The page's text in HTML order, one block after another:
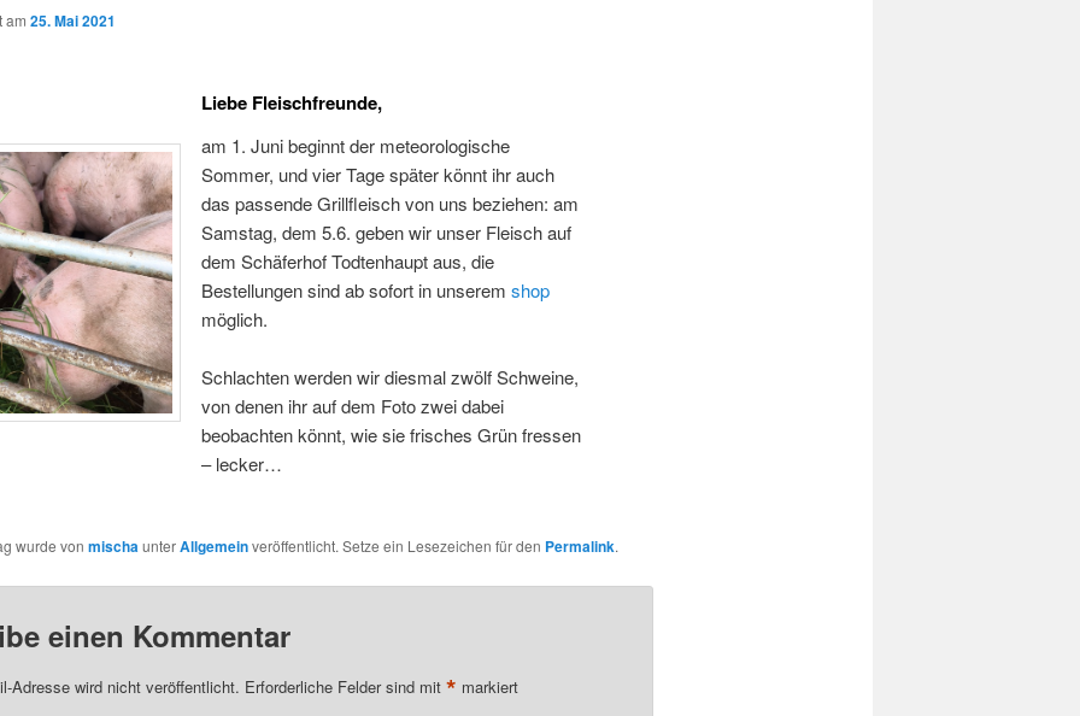
am 25. Mai 2021
Liebe Fleischfreunde,
am 1. Juni beginnt der meteorologische
Sommer, und vier Tage später könnt ihr auch
das passende Grillfleisch von uns beziehen: am
Samstag, dem 5.6. geben wir unser Fleisch auf
dem Schäferhof Todtenhaupt aus, die
Bestellungen sind ab sofort in unserem shop
möglich.
Schlachten werden wir diesmal zwölf Schweine,
von denen ihr auf dem Foto zwei dabei
beobachten könnt, wie sie frisches Grün fressen
– lecker…
wurde von mischaunterAllgemeinveröffentlicht. Setze ein Lesezeichen für den Permalink.
einen Kommentar
Adresse wird nicht veröffentlicht. Erforderliche Felder sind mit * markiert